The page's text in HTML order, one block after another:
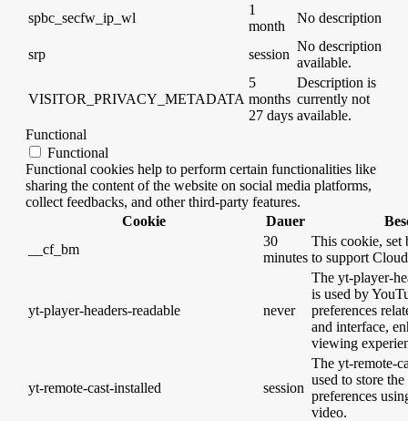
spbc_secfw_ip_wl
1
month
No description
srp session
No description
available.
VISITOR_PRIVACY_METADATA
5
months
27 days
Description is
currently not
available.
Functional
Functional
Functional cookies help to perform certain functionalities like
sharing the content of the website on social media platforms,
collect feedbacks, and other third-party features.
Cookie
Dauer
__cf_bm
30
minutes
This cookie, set
to support
yt-player-headers-readable never
The yt-player-
is used by
preferences
and interface,
viewing
yt-remote-cast-installed session
The yt-remote-
used to store
preferences
video.